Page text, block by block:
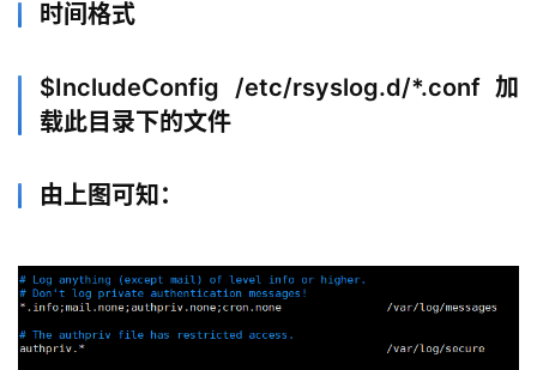
时间格式
$IncludeConfig /etc/rsyslog.d/*.conf 加
载此目录下的文件
由上图可知：